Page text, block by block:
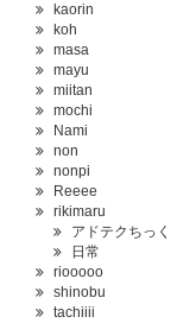
kaorin
koh
masa
mayu
miitan
mochi
Nami
non
nonpi
Reeee
rikimaru
アドテクちっく
日常
riooooo
shinobu
tachiiii